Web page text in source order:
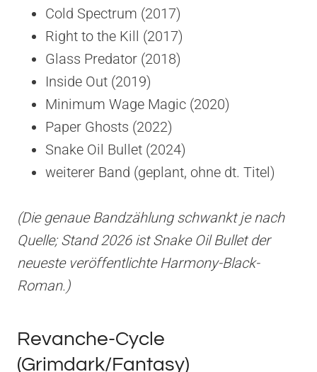
Cold Spectrum (2017)
Right to the Kill (2017)
Glass Predator (2018)
Inside Out (2019)
Minimum Wage Magic (2020)
Paper Ghosts (2022)
Snake Oil Bullet (2024)
weiterer Band (geplant, ohne dt. Titel)
(Die genaue Bandzählung schwankt je nach
Quelle; Stand 2026 ist Snake Oil Bullet der
neueste veröffentlichte Harmony-Black-
Roman.)
Revanche-Cycle
(Grimdark/Fantasy)